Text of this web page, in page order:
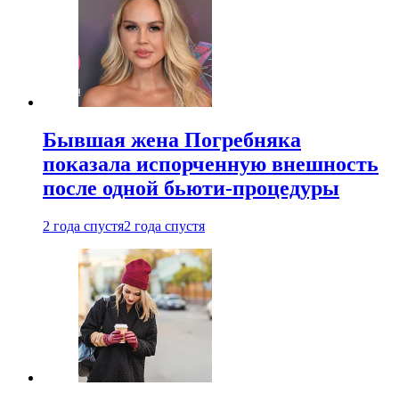
Бывшая жена Погребняка
показала испорченную внешность
после одной бьюти-процедуры
2 года спустя2 года спустя